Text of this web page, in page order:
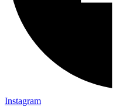
Instagram